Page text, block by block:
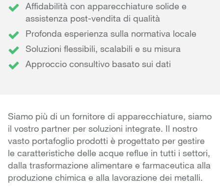
Affidabilità con apparecchiature solide e
assistenza post-vendita di qualità
Profonda esperienza sulla normativa locale
Soluzioni flessibili, scalabili e su misura
Approccio consultivo basato sui dati
Siamo più di un fornitore di apparecchiature, siamo
il vostro partner per soluzioni integrate. Il nostro
vasto portafoglio prodotti è progettato per gestire
le caratteristiche delle acque reflue in tutti i settori,
dalla trasformazione alimentare e farmaceutica alla
produzione chimica e alla lavorazione dei metalli.